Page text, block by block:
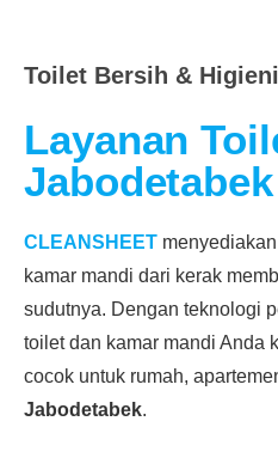
Toilet Bersih &
Layanan
Jabodetabek
CLEANSHEET
kamar mandi dari kerak
sudutnya. Dengan teknologi
toilet dan kamar mandi Anda
cocok untuk rumah,
Jabodetabek.